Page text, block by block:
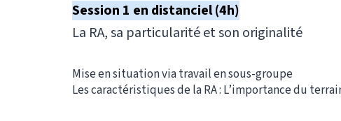
Session 1 en distanciel (4h)
La RA, sa particularité et son originalité
Mise en situation via travail en sous-groupe
Les caractéristiques de la RA : L’importance du